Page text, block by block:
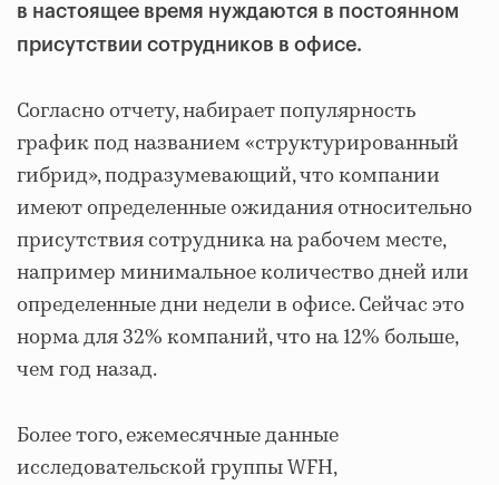
в настоящее время нуждаются в постоянном
присутствии сотрудников в офисе.
Согласно отчету, набирает популярность
график под названием «структурированный
гибрид», подразумевающий, что компании
имеют определенные ожидания относительно
присутствия сотрудника на рабочем месте,
например минимальное количество дней или
определенные дни недели в офисе. Сейчас это
норма для 32% компаний, что на 12% больше,
чем год назад.
Более того, ежемесячные данные
исследовательской группы WFH,